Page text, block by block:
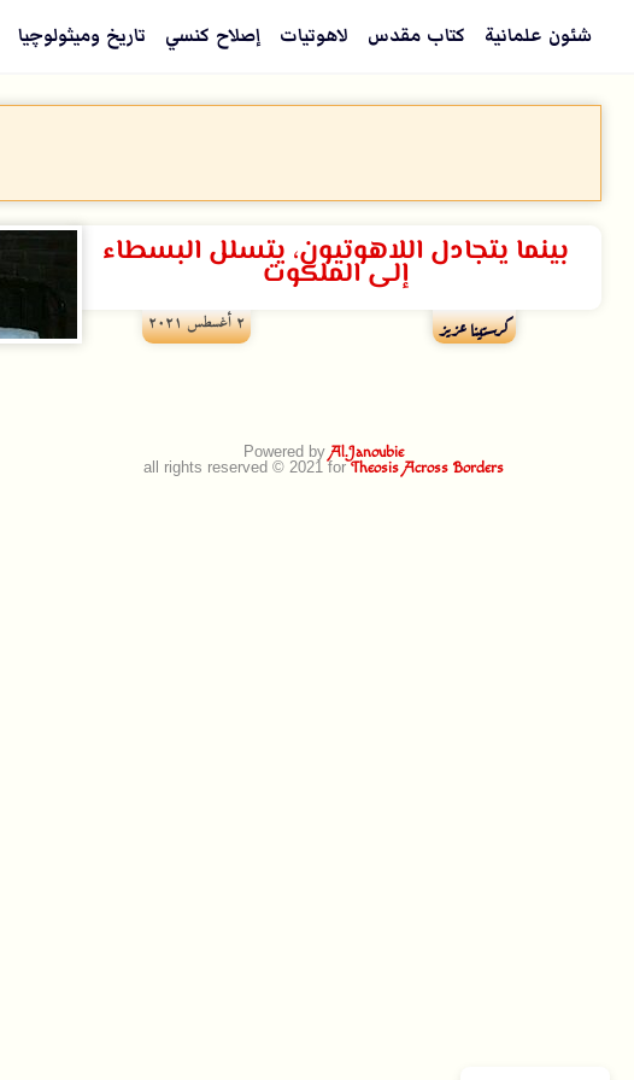
شئون علمانية كتاب مقدس لاهوتيات إصلاح كنسي تاريخ وميثولوچيا
بينما يتجادل اللاهوتيون، يتسلل البسطاء
إلى الملكوت
كرستينا عزيز ۲ أغسطس ۲۰۲۱
Powered byAl.Janoubie
all rights reserved © 2021 forTheosis Across Borders